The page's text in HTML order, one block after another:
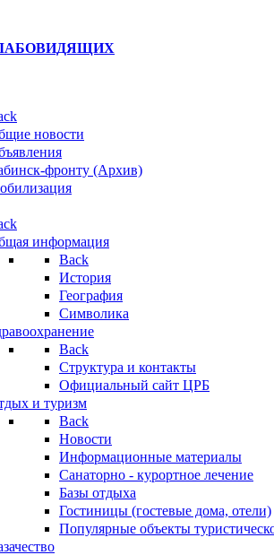
новости
фронту (Архив)
информация
Back
История
География
Символика
Back
Структура и контакты
Официальный сайт ЦРБ
и туризм
Back
Новости
Информационные материалы
Санаторно - курортное лечение
Базы отдыха
Гостиницы (гостевые дома, отели)
Популярные объекты